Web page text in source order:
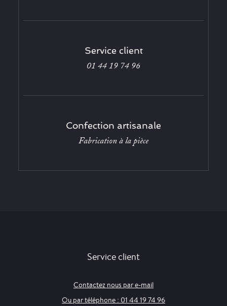
Service client
01 44 19 74 96
Confection artisanale
Fabrication à la pièce
Service client
Contactez nous par e-mail
Ou par téléphone : 01 44 19 74 96